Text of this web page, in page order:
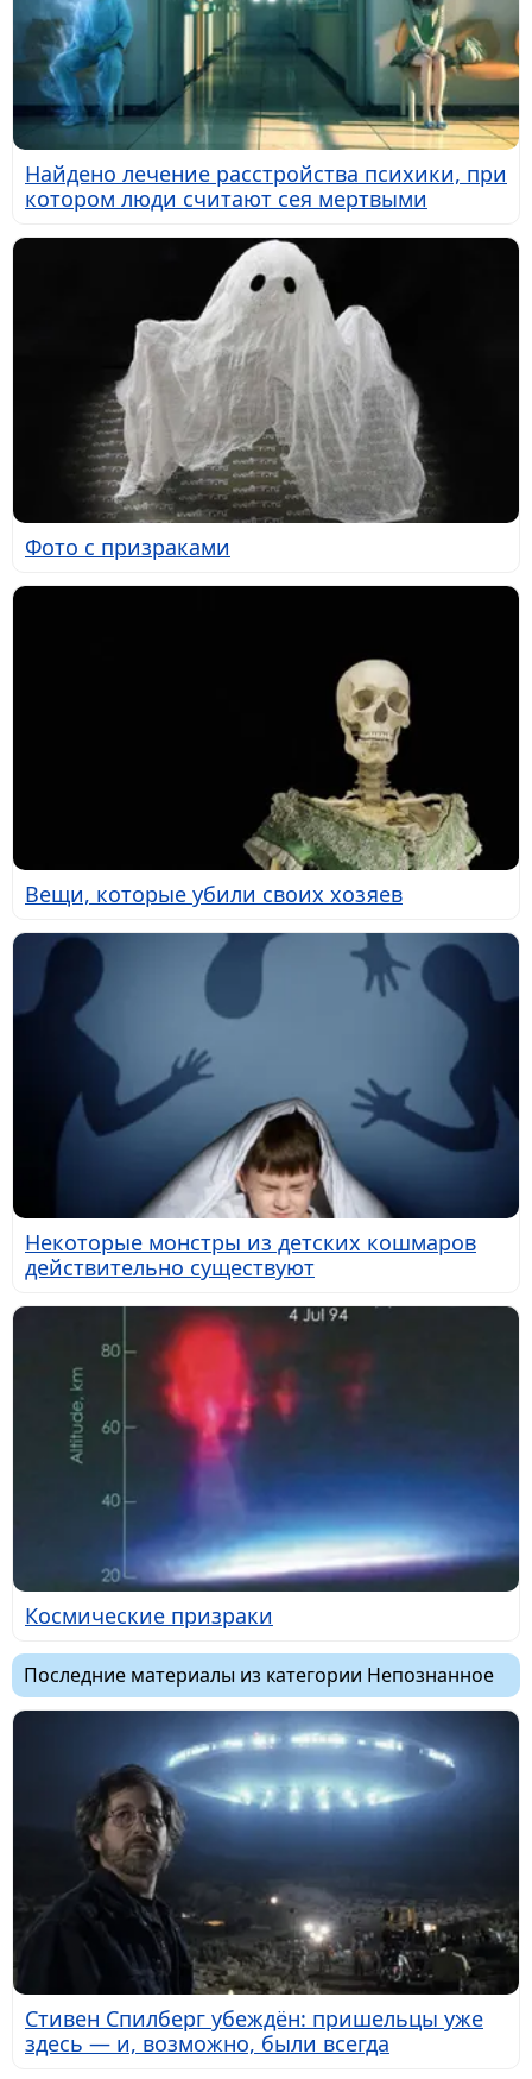
Найдено лечение расстройства психики, при
котором люди считают сея мертвыми
Фото с призраками
Вещи, которые убили своих хозяев
Некоторые монстры из детских кошмаров
действительно существуют
Космические призраки
Последние материалы из категории Непознанное
Стивен Спилберг убеждён: пришельцы уже
здесь — и, возможно, были всегда